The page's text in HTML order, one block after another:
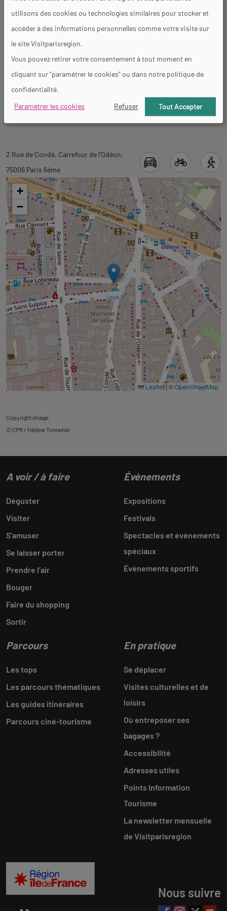
Tarifs
Visites
l'onglet
informations
Revenir
à
l'onglet
carte
2 Rue de Condé, Carrefour de l'Odéon,
75006 Paris 6ème
+
−
Leaflet | ©OpenStreetMap
Copyright image:
© CPR / Hélène Tonnelier
A voir / à faire
Déguster
Visiter
S’amuser
Se laisser porter
Prendre l’air
Bouger
Faire du shopping
Sortir
Évènements
Expositions
Festivals
Spectacles et évènements
spéciaux
Évènements sportifs
Parcours
Les tops
Les parcours thématiques
Les guides itinéraires
Parcours ciné-tourisme
En pratique
Se déplacer
Visites culturelles et de
loisirs
Où entreposer ses
bagages ?
Accessibilité
Adresses utiles
Points Information
Tourisme
La newsletter mensuelle
de Visitparisregion
Nous suivre
utilisons des cookies ou technologies similaires pour stocker et
accéder à des informations personnelles comme votre visite sur
le site Visitparisregion.
Vous pouvez retirer votre consentement à tout moment en
cliquant sur "paramétrer le cookies" ou dans notre politique de
confidentialité.
Paramétrer les cookies
Refuser Tout Accepter